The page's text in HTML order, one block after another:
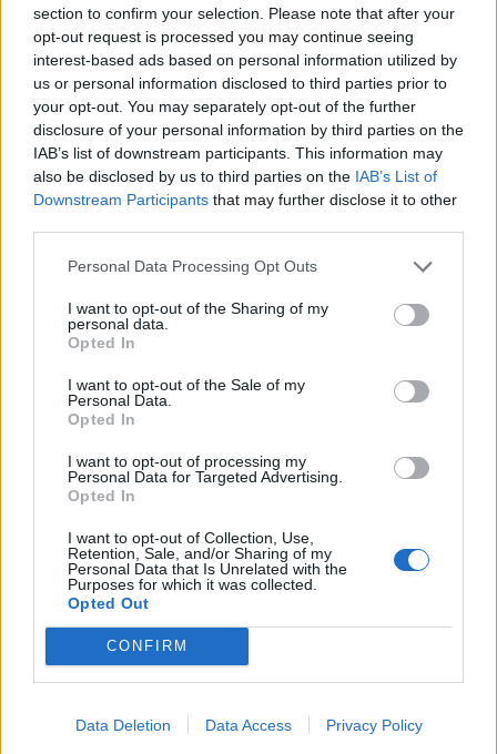
section to confirm your selection. Please note that after your
opt-out request is processed you may continue seeing
interest-based ads based on personal information utilized by
us or personal information disclosed to third parties prior to
your opt-out. You may separately opt-out of the further
disclosure of your personal information by third parties on the
IAB’s list of downstream participants. This information may
also be disclosed by us to third parties on the IAB’s List of
Downstream Participants that may further disclose it to other
Personal Data Processing Opt Outs
I want to opt-out of the Sharing of my
personal data.
Opted In
I want to opt-out of the Sale of my
Personal Data.
Opted In
I want to opt-out of processing my
Personal Data for Targeted Advertising.
Opted In
I want to opt-out of Collection, Use,
Retention, Sale, and/or Sharing of my
Personal Data that Is Unrelated with the
Purposes for which it was collected.
Opted Out
CONFIRM
Data Deletion Data Access Privacy Policy
uvek preči neko ili nešto drugo”, dodala je dr Grujičić i
dodala da će muškarci pre da se požale na simptome. Na
pitanje koji je to prvi i najtipičniji simptom koji ukazuje na
tumor mozga, doktorka i neuropsihijatar je odgovorila da
je to upravo prvi epileptički napad, što jasno ukazuje na
odlazka na skener. Zatim slabljenje vida, ispad u vidnom
polju, dok glavobolja ne mora u početku na bude prisutna,
nego tek u poslednjim fazama bolesti.
“Dobroćudni tumori koji sporije rastu mogu da budu
posebno veliki. Mozak do određene granice može da
toleriše pritisak, a kada se ta granica pređe pogoršanje ide
mozga jednog pacijenta objasnila koliko tumor može da
se razvije i zahvati većinsku površinu mozga, a da pacijent i
dalje ima blage simptome.
“Maligni tumori su se vremenom promenili i danas ih ja
zovem ‘odavde do večnosti’, kao da su neuništivi i ponovo
se obnavljaju”, objasnila je doktorka. Zato je važno da
ukoliko primetite neobične oblike ponšanja kod sebe koje
se do sada nisu ispoljavali, da za svaki slučaj posetite lekara.
(MONDO)